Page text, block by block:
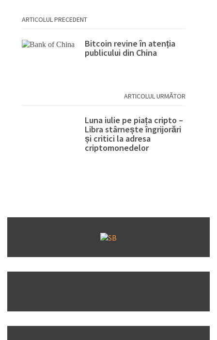
ARTICOLUL PRECEDENT
Bitcoin revine în atenția
publicului din China
ARTICOLUL URMĂTOR
Luna iulie pe piața cripto –
Libra stârnește îngrijorări
și critici la adresa
criptomonedelor